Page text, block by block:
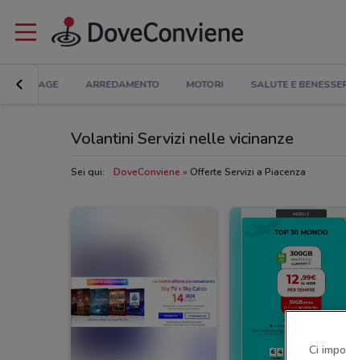
BRICOLAGE ARREDAMENTO MOTORI SALUTE E
Volantini Servizi nelle vicinanze
Sei qui: DoveConviene Offerte Servizi a Piacenza
Ci